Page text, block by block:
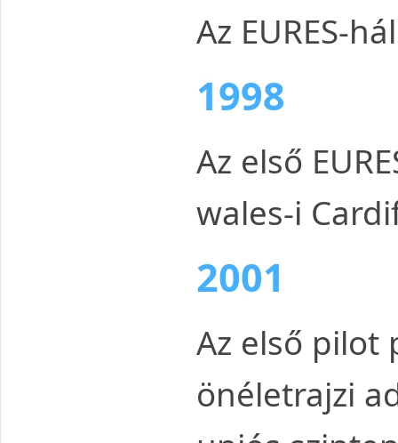
Az EURES-
1998
Az első
wales-i
2001
Az első pilot
önéletrajzi